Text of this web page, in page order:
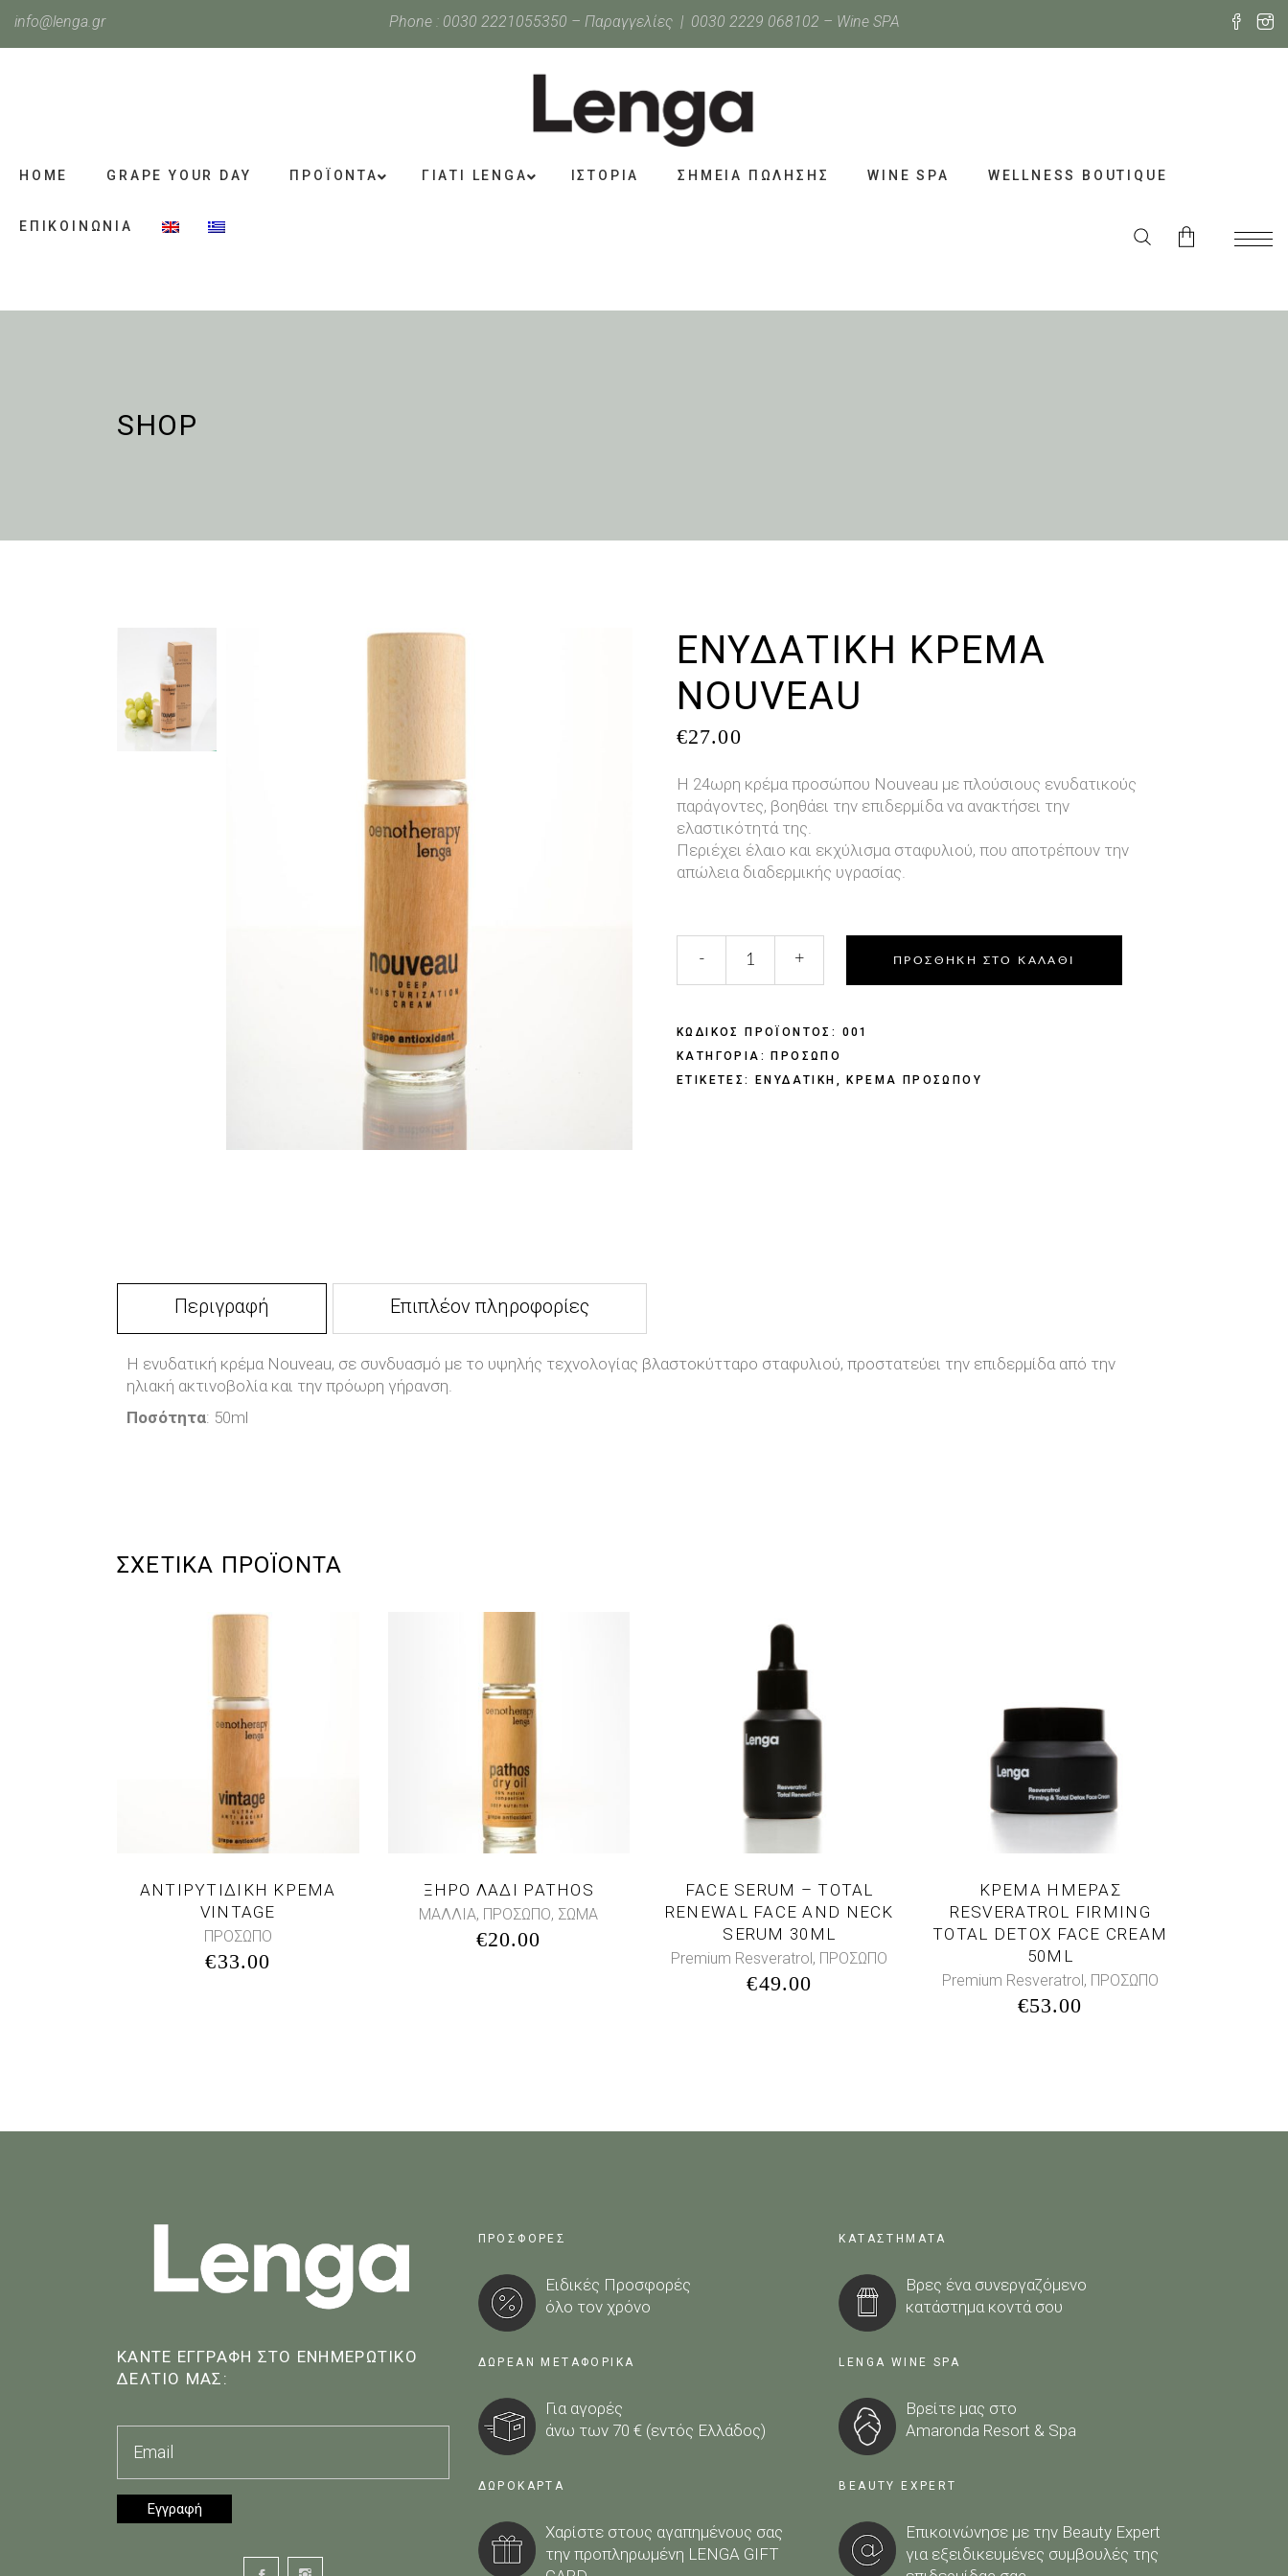
info@lenga.gr Phone : 0030 2221055350 – Παραγγελίες | 0030 2229 068102 – Wine SPA
HOME GRAPE YOUR DAY ΠΡΟΪΟΝΤΑ ΓΙΑΤΙ LENGA ΙΣΤΟΡΙΑ ΣΗΜΕΙΑ ΠΩΛΗΣΗΣ WINE SPA WELLNESS BOUTIQUE
ΕΠΙΚΟΙΝΩΝΙΑ
SHOP
ΕΝΥΔΑΤΙΚΗ ΚΡΕΜΑ
NOUVEAU
€27.00
H 24ωρη κρέμα προσώπου Nouveau με πλούσιους ενυδατικούς
παράγοντες, βοηθάει την επιδερμίδα να ανακτήσει την
ελαστικότητά της.
Περιέχει έλαιο και εκχύλισμα σταφυλιού, που αποτρέπουν την
απώλεια διαδερμικής υγρασίας.
- + ΠΡΟΣΘΗΚΗ ΣΤΟ ΚΑΛΑΘΙ
ΚΩΔΙΚΟΣ ΠΡΟΪΟΝΤΟΣ: 001
ΚΑΤΗΓΟΡΙΑ:
ΠΡΟΣΩΠΟ
ΕΤΙΚΕΤΕΣ:
ΕΝΥΔΑΤΙΚΗ , ΚΡΕΜΑ ΠΡΟΣΩΠΟΥ
Περιγραφή Επιπλέον πληροφορίες
Η ενυδατική κρέμα Nouveau, σε συνδυασμό με το υψηλής τεχνολογίας βλαστοκύτταρο σταφυλιού, προστατεύει την επιδερμίδα από την
ηλιακή ακτινοβολία και την πρόωρη γήρανση.
Ποσότητα: 50ml
ΣΧΕΤΙΚΑ ΠΡΟΪΟΝΤΑ
ΑΝΤΙΡΥΤΙΔΙΚΗ ΚΡΕΜΑ
VINTAGE
ΠΡΟΣΩΠΟ
€33.00
ΞΗΡΟ ΛΑΔΙ PATHOS
ΜΑΛΛΙΑ, ΠΡΟΣΩΠΟ, ΣΩΜΑ
€20.00
FACE SERUM – TOTAL
RENEWAL FACE AND NECK
SERUM 30ML
Premium Resveratrol , ΠΡΟΣΩΠΟ
€49.00
ΚΡΕΜΑ ΗΜΕΡΑΣ
RESVERATROL FIRMING
TOTAL DETOX FACE CREAM
50ML
Premium Resveratrol , ΠΡΟΣΩΠΟ
€53.00
ΚΑΝΤΕ ΕΓΓΡΑΦΗ ΣΤΟ ΕΝΗΜΕΡΩΤΙΚΟ
ΔΕΛΤΙΟ ΜΑΣ:
ΠΡΟΣΦΟΡΕΣ
Ειδικές Προσφορές
όλο τον χρόνο
ΔΩΡΕΑΝ ΜΕΤΑΦΟΡΙΚΑ
Για αγορές
άνω των 70 € (εντός Ελλάδος)
ΔΩΡΟΚΑΡΤΑ
Χαρίστε στους αγαπημένους σας
την προπληρωμένη LENGA GIFT
ΚΑΤΑΣΤΗΜΑΤΑ
Βρες ένα συνεργαζόμενο
κατάστημα κοντά σου
LENGA WINE SPA
Βρείτε μας στο
Amaronda Resort & Spa
BEAUTY EXPERT
Επικοινώνησε με την Beauty Expert
για εξειδικευμένες συμβουλές της